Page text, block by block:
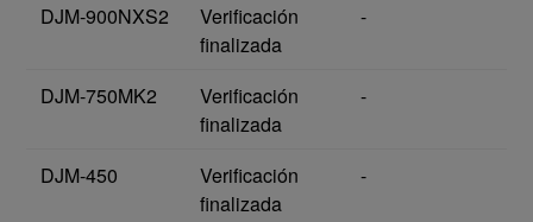
DJM-900NXS2
Verificación
finalizada
-
DJM-750MK2
Verificación
finalizada
-
DJM-450
Verificación
finalizada
-